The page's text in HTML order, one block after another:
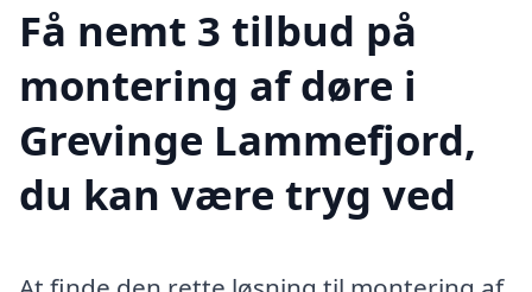
Få nemt 3 tilbud på
montering af døre i
Grevinge Lammefjord,
du kan være tryg ved